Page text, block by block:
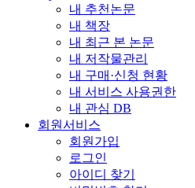
내 추천논문
내 책장
내 최근 본 논문
내 저작물관리
내 구매·신청 현황
내 서비스 사용권한
내 관심 DB
회원서비스
회원가입
로그인
아이디 찾기